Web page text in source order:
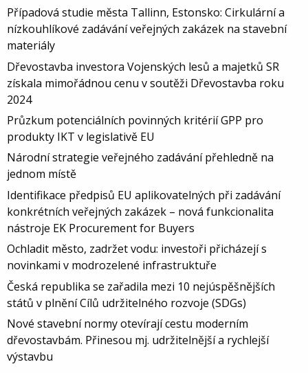
Případová studie města Tallinn, Estonsko: Cirkulární a
nízkouhlíkové zadávání veřejných zakázek na stavební
materiály
Dřevostavba investora Vojenských lesů a majetků SR
získala mimořádnou cenu v soutěži Dřevostavba roku
2024
Průzkum potenciálních povinných kritérií GPP pro
produkty IKT v legislativě EU
Národní strategie veřejného zadávání přehledně na
jednom místě
Identifikace předpisů EU aplikovatelných při zadávání
konkrétních veřejných zakázek – nová funkcionalita
nástroje EK Procurement for Buyers
Ochladit město, zadržet vodu: investoři přicházejí s
novinkami v modrozelené infrastruktuře
Česká republika se zařadila mezi 10 nejúspěšnějších
států v plnění Cílů udržitelného rozvoje (SDGs)
Nové stavební normy otevírají cestu moderním
dřevostavbám. Přinesou mj. udržitelnější a rychlejší
výstavbu